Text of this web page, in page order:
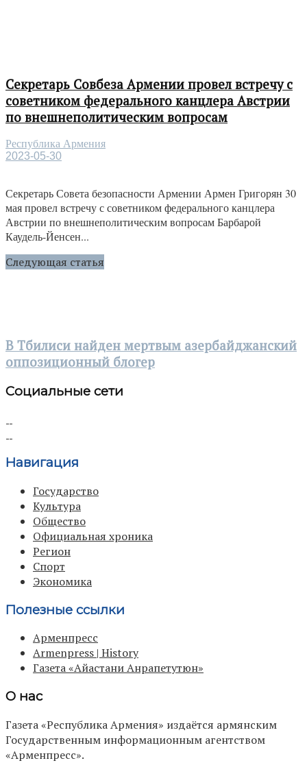
Секретарь Совбеза Армении провел встречу с
советником федерального канцлера Австрии
по внешнеполитическим вопросам
Республика Армения
2023-05-30
Секретарь Совета безопасности Армении Армен Григорян 30
мая провел встречу с советником федерального канцлера
Австрии по внешнеполитическим вопросам Барбарой
Каудель-Йенсен...
Следующая статья
В Тбилиси найден мертвым азербайджанский
оппозиционный блогер
Социальные сети
Навигация
Государство
Культура
Общество
Официальная хроника
Регион
Спорт
Экономика
Полезные ссылки
Арменпресс
Armenpress | History
Газета «Айастани Анрапетутюн»
О нас
Газета «Республика Армения» издаётся армянским
Государственным информационным агентством
«Арменпресс».